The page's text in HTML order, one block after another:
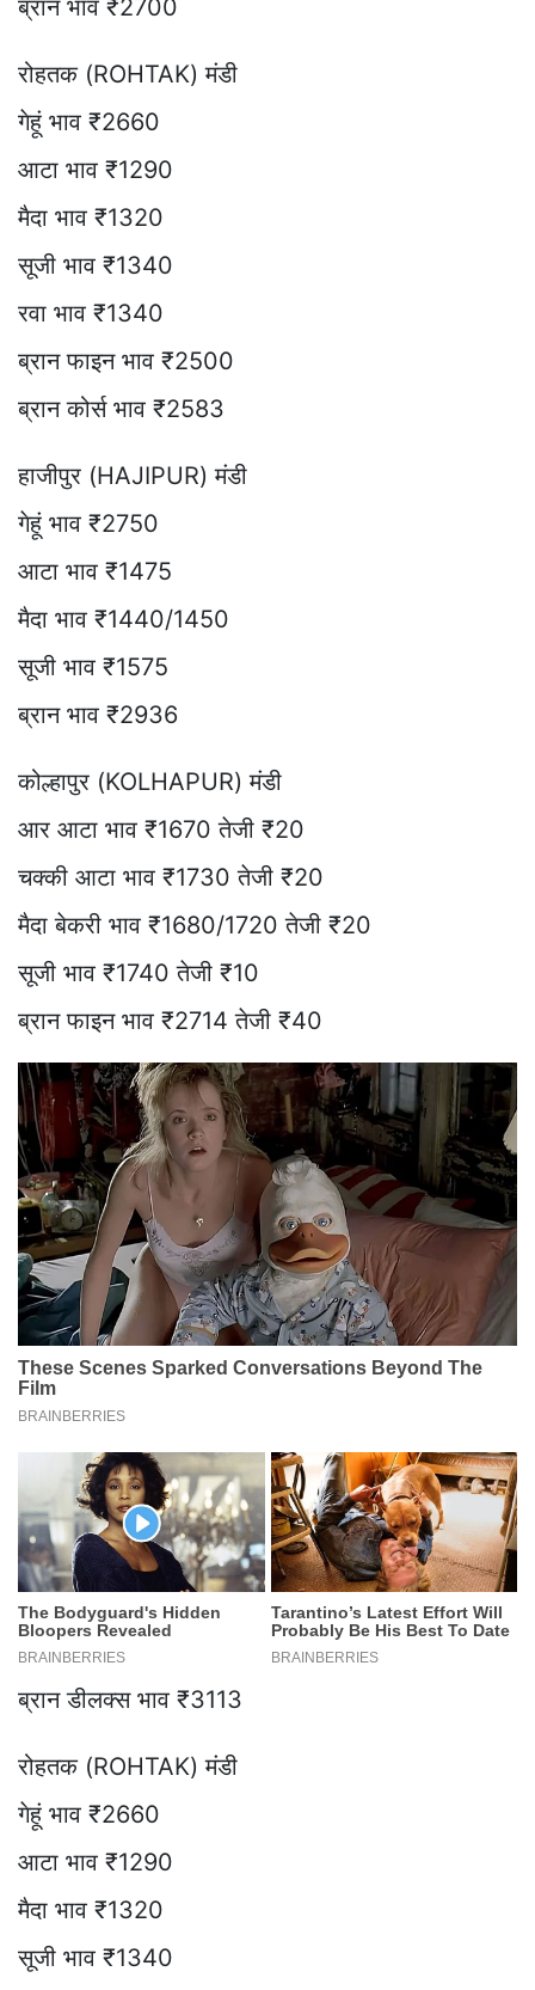
ब्रान भाव ₹2700
रोहतक (ROHTAK) मंडी
गेहूं भाव ₹2660
आटा भाव ₹1290
मैदा भाव ₹1320
सूजी भाव ₹1340
रवा भाव ₹1340
ब्रान फाइन भाव ₹2500
ब्रान कोर्स भाव ₹2583
हाजीपुर (HAJIPUR) मंडी
गेहूं भाव ₹2750
आटा भाव ₹1475
मैदा भाव ₹1440/1450
सूजी भाव ₹1575
ब्रान भाव ₹2936
कोल्हापुर (KOLHAPUR) मंडी
आर आटा भाव ₹1670 तेजी ₹20
चक्की आटा भाव ₹1730 तेजी ₹20
मैदा बेकरी भाव ₹1680/1720 तेजी ₹20
सूजी भाव ₹1740 तेजी ₹10
ब्रान फाइन भाव ₹2714 तेजी ₹40
ब्रान डीलक्स भाव ₹3113
रोहतक (ROHTAK) मंडी
गेहूं भाव ₹2660
आटा भाव ₹1290
मैदा भाव ₹1320
सूजी भाव ₹1340